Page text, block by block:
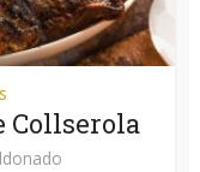
Collserola